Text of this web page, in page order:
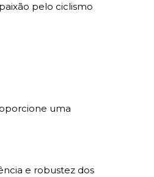
pelo ciclismo
uma
e robustez dos